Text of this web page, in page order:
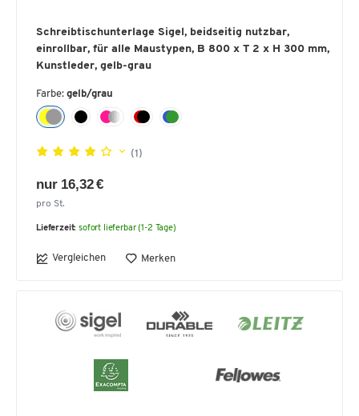
Schreibtischunterlage Sigel, beidseitig nutzbar,
einrollbar, für alle Maustypen, B 800 x T 2 x H 300 mm,
Kunstleder, gelb-grau
Farbe: gelb/grau
(1)
nur 16,32 €
pro St.
Lieferzeit: sofort lieferbar (1-2 Tage)
Vergleichen Merken